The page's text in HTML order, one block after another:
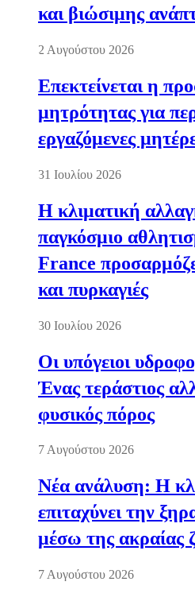
και βιώσιμης
2 Αυγούστου 2026
Επεκτείνεται η
μητρότητας για
εργαζόμενες
31 Ιουλίου 2026
Η κλιματική
παγκόσμιο
France
και πυρκαγιές
30 Ιουλίου 2026
Οι υπόγειοι
Ένας τεράστιος
φυσικός πόρος
7 Αυγούστου 2026
Νέα ανάλυση: Η
επιταχύνει την
μέσω της ακραίας
7 Αυγούστου 2026